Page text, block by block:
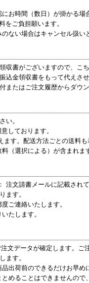
お時間（数日）が掛かる
をご負担願います。
ない場合はキャンセル扱い
収書がございますので、こ
込金領収書をもって代えさ
またはご注文履歴からダ
い。
しております。
す。配送方法ごとの送料
（選択による）が含まれま
注文請書メールに記載され
ます。
ご連絡いたします。
たします。
文データが確定します。
ます。
出荷前のできるだけお早め
めることはできませんの